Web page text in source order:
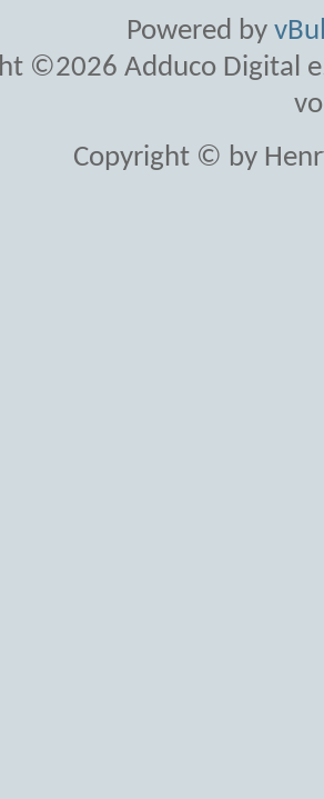
Powered by
©2026 Adduco Digital
Copyright © by